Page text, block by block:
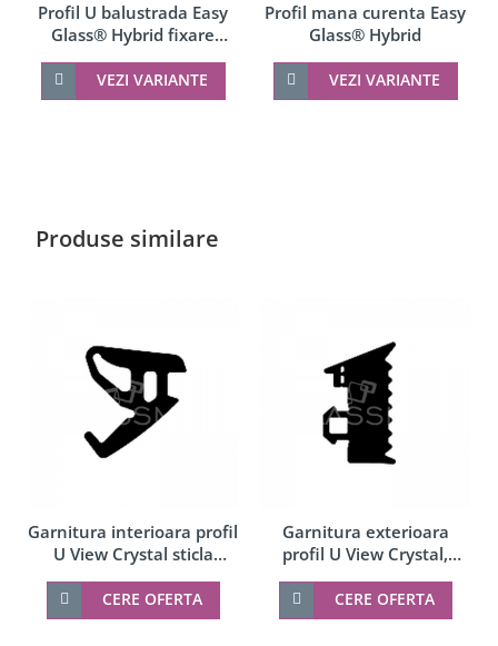
Profil U balustrada Easy
Glass® Hybrid fixare
pardoseala
VEZI VARIANTE
Profil mana curenta Easy
Glass® Hybrid
VEZI VARIANTE
Produse similare
Garnitura interioara profil
U View Crystal sticla
20,38-21,52 mm, cauciuc
CERE OFERTA
Garnitura exterioara
profil U View Crystal,
cauciuc
CERE OFERTA